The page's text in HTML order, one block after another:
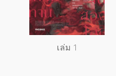
เล่ม 1